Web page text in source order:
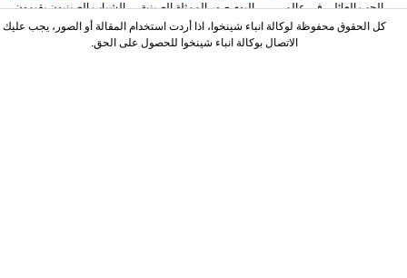
الشباب الصينيون يقيمون
حفل الزفاف وفقا لطريقة
"أسرة هان"
البوم صور الممثلة الصينية
ياو تشن على مجلة
الحب العائلي في عالم
الحيوان
كل الحقوق محفوظة لوكالة انباء شينخوا، اذا أردت استخدام المقالة أو الصور، يجب عليك
الاتصال بوكالة انباء شينخوا للحصول على الحق.